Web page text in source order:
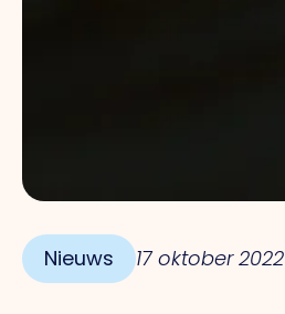
Nieuws 17 oktober 2022